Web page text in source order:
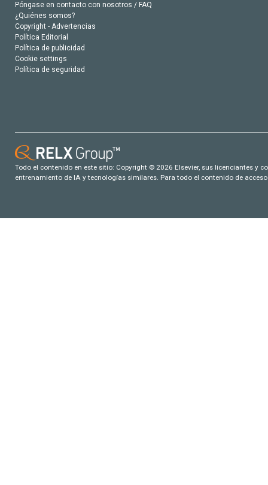
Póngase en contacto con nosotros / FAQ
¿Quiénes somos?
Copyright - Advertencias
Política Editorial
Política de publicidad
Cookie settings
Política de seguridad
Todo el contenido en este sitio: Copyright © 2026 Elsevier, sus licenciantes y
entrenamiento de IA y tecnologías similares. Para todo el contenido de